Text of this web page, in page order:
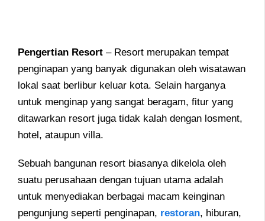
Pengertian Resort – Resort merupakan tempat
penginapan yang banyak digunakan oleh wisatawan
lokal saat berlibur keluar kota. Selain harganya
untuk menginap yang sangat beragam, fitur yang
ditawarkan resort juga tidak kalah dengan losment,
hotel, ataupun villa.
Sebuah bangunan resort biasanya dikelola oleh
suatu perusahaan dengan tujuan utama adalah
untuk menyediakan berbagai macam keinginan
pengunjung seperti penginapan, restoran, hiburan,